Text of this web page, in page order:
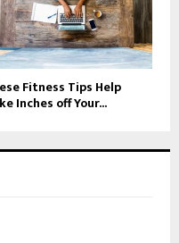
Fitness Tips Help
Inches off Your...